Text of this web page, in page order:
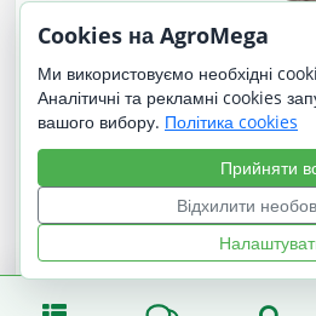
Делавер
Cookies на AgroMega
Ми використовуємо необхідні
Аналітичні та рекламні cookies
вашого вибору. Політика cookies
Прийняти
Відхилити